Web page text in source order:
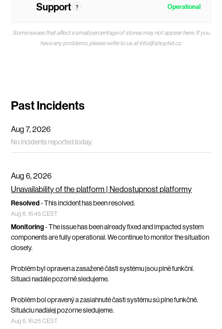
Support ? Operational
Past Incidents
Aug7,2026
No incidents reported today.
Aug6,2026
Unavailability of the platform | Nedostupnost platformy
Resolved-This incident has been resolved.
Aug6,16:45 CEST
Monitoring-The issue has been already fixed and impacted system
components are fully operational. We continue to monitor the situation
closely.
Problém byl opraven a zasažené části systému jsou plně funkční.
Situaci nadále pozorně sledujeme.
Problém bol opravený a zasiahnuté časti systému sú plne funkčné.
Situáciu naďalej pozorne sledujeme.
Aug6,16:25 CEST